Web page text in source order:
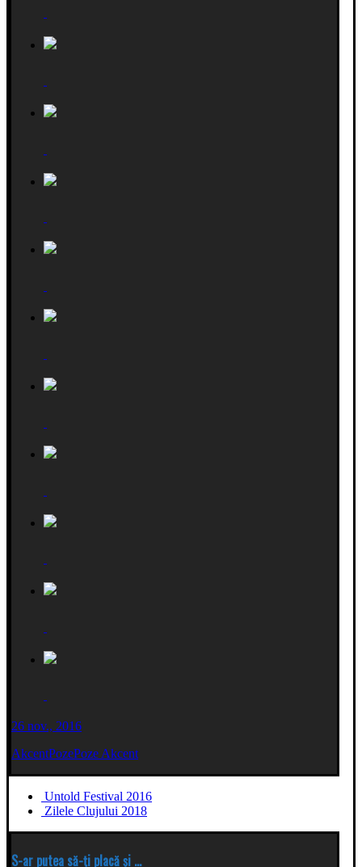
26 nov., 2016
AkcentPozePoze Akcent
Untold Festival 2016
Zilele Clujului 2018
S-ar putea să-ți placă și ...